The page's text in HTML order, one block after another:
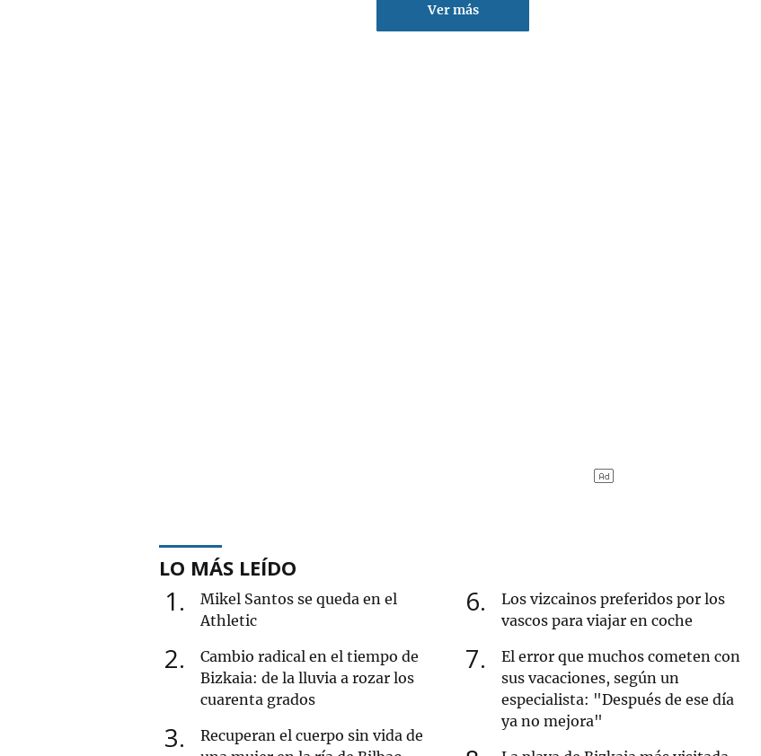
Ver más
LO MÁS LEÍDO
1
Mikel Santos se queda en el
Athletic
2
Cambio radical en el tiempo de
Bizkaia: de la lluvia a rozar los
cuarenta grados
3
Recuperan el cuerpo sin vida de
6
Los vizcainos preferidos por los
vascos para viajar en coche
7
El error que muchos cometen con
sus vacaciones, según un
especialista: "Después de ese día
ya no mejora"